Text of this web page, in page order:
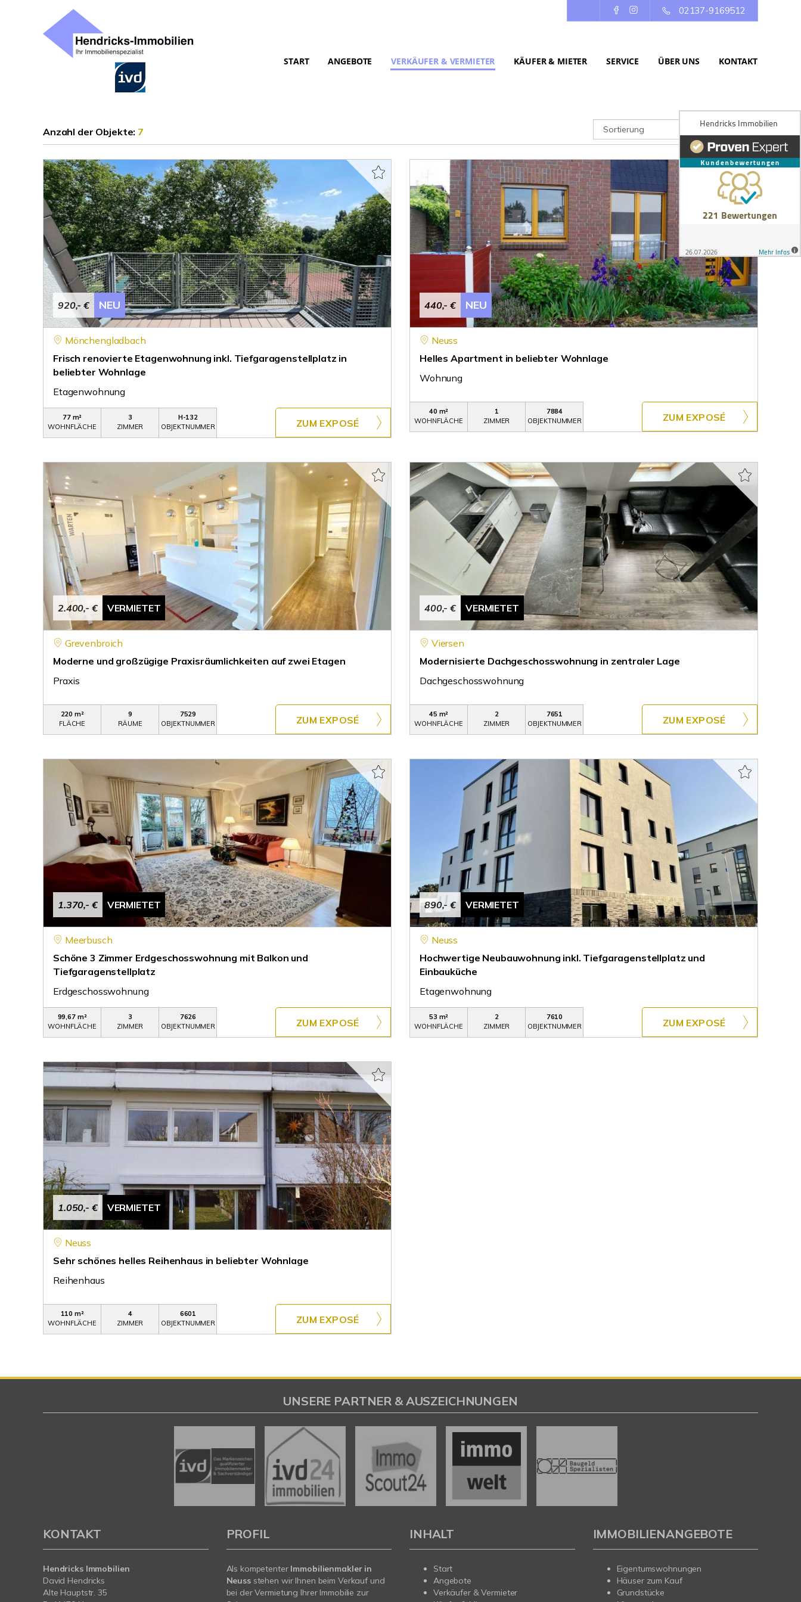
02137-9169512
START ANGEBOTE VERKÄUFER & VERMIETER KÄUFER & MIETER SERVICE ÜBER UNS KONTAKT
Anzahl der Objekte: 7
920,- € NEU
Mönchengladbach
Frisch renovierte Etagenwohnung inkl. Tiefgaragenstellplatz in
beliebter Wohnlage
Etagenwohnung
77 m²
WOHNFLÄCHE
3
ZIMMER
H-132
OBJEKTNUMMER
ZUM EXPOSÉ
440,- € NEU
Neuss
Helles Apartment in beliebter Wohnlage
Wohnung
40 m²
WOHNFLÄCHE
1
ZIMMER
7884
OBJEKTNUMMER
ZUM EXPOSÉ
2.400,- € VERMIETET
Grevenbroich
Moderne und großzügige Praxisräumlichkeiten auf zwei Etagen
Praxis
220 m²
FLÄCHE
9
RÄUME
7529
OBJEKTNUMMER
ZUM EXPOSÉ
400,- € VERMIETET
Viersen
Modernisierte Dachgeschosswohnung in zentraler Lage
Dachgeschosswohnung
45 m²
WOHNFLÄCHE
2
ZIMMER
7651
OBJEKTNUMMER
ZUM EXPOSÉ
1.370,- € VERMIETET
Meerbusch
Schöne 3 Zimmer Erdgeschosswohnung mit Balkon und
Tiefgaragenstellplatz
Erdgeschosswohnung
99,67 m²
WOHNFLÄCHE
3
ZIMMER
7626
OBJEKTNUMMER
ZUM EXPOSÉ
890,- € VERMIETET
Neuss
Hochwertige Neubauwohnung inkl. Tiefgaragenstellplatz und
Einbauküche
Etagenwohnung
53 m²
WOHNFLÄCHE
2
ZIMMER
7610
OBJEKTNUMMER
ZUM EXPOSÉ
1.050,- € VERMIETET
Neuss
Sehr schönes helles Reihenhaus in beliebter Wohnlage
Reihenhaus
110 m²
WOHNFLÄCHE
4
ZIMMER
6601
OBJEKTNUMMER
ZUM EXPOSÉ
UNSERE PARTNER & AUSZEICHNUNGEN
KONTAKT
Hendricks Immobilien
David Hendricks
Alte Hauptstr. 35
PROFIL
Als kompetenter Immobilienmakler in
Neussstehen wir Ihnen beim Verkauf und
bei der Vermietung Ihrer Immobilie zur
INHALT
Start
Angebote
Verkäufer & Vermieter
IMMOBILIENANGEBOTE
Eigentumswohnungen
Häuser zum Kauf
Grundstücke